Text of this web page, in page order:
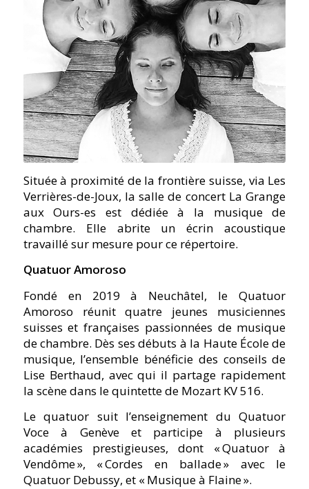
Située à proximité de la frontière suisse, via Les
Verrières-de-Joux, la salle de concert La Grange
aux Ours-es est dédiée à la musique de
chambre. Elle abrite un écrin acoustique
travaillé sur mesure pour ce répertoire.
Quatuor Amoroso
Fondé en 2019 à Neuchâtel, le Quatuor
Amoroso réunit quatre jeunes musiciennes
suisses et françaises passionnées de musique
de chambre. Dès ses débuts à la Haute École de
musique, l’ensemble bénéficie des conseils de
Lise Berthaud, avec qui il partage rapidement
la scène dans le quintette de Mozart KV 516.
Le quatuor suit l’enseignement du Quatuor
Voce à Genève et participe à plusieurs
académies prestigieuses, dont « Quatuor à
Vendôme », « Cordes en ballade » avec le
Quatuor Debussy, et « Musique à Flaine ».